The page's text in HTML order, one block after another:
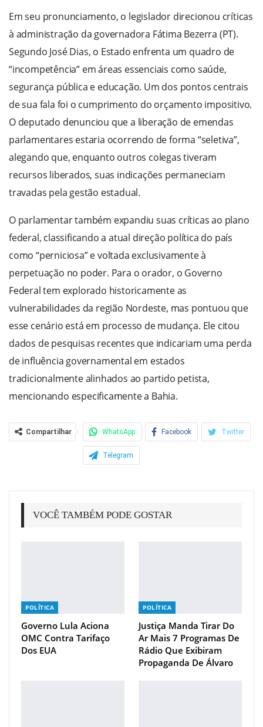
Em seu pronunciamento, o legislador direcionou críticas
à administração da governadora Fátima Bezerra (PT).
Segundo José Dias, o Estado enfrenta um quadro de
“incompetência” em áreas essenciais como saúde,
segurança pública e educação. Um dos pontos centrais
de sua fala foi o cumprimento do orçamento impositivo.
O deputado denunciou que a liberação de emendas
parlamentares estaria ocorrendo de forma “seletiva”,
alegando que, enquanto outros colegas tiveram
recursos liberados, suas indicações permaneciam
travadas pela gestão estadual.
O parlamentar também expandiu suas críticas ao plano
federal, classificando a atual direção política do país
como “perniciosa” e voltada exclusivamente à
perpetuação no poder. Para o orador, o Governo
Federal tem explorado historicamente as
vulnerabilidades da região Nordeste, mas pontuou que
esse cenário está em processo de mudança. Ele citou
dados de pesquisas recentes que indicariam uma perda
de influência governamental em estados
tradicionalmente alinhados ao partido petista,
mencionando especificamente a Bahia.
Compartilhar WhatsApp Facebook Twitter
Telegram
VOCÊ TAMBÉM PODE GOSTAR
POLÍTICA
Governo Lula Aciona
OMC Contra Tarifaço
Dos EUA
POLÍTICA
Justiça Manda Tirar Do
Ar Mais 7 Programas De
Rádio Que Exibiram
Propaganda De Álvaro